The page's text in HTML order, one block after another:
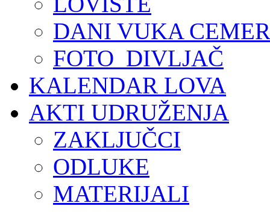
DANI VUKA
FOTO_DIVLJAČ
KALENDAR LOVA
AKTI UDRUŽENJA
ZAKLJUČCI
ODLUKE
MATERIJALI